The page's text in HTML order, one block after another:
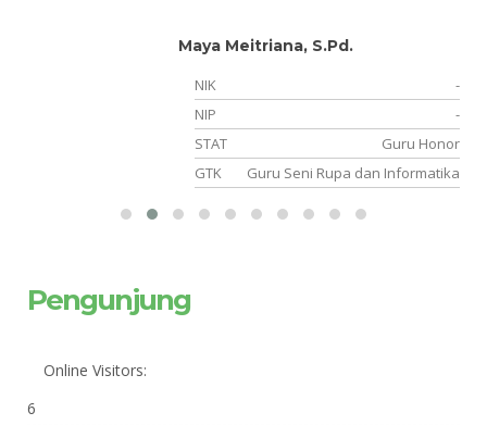
Maya Meitriana, S.Pd.
NIK
-
NIP
-
STAT
Guru Honor
GTK
Guru Seni Rupa dan Informatika
Pengunjung
Online Visitors:
6